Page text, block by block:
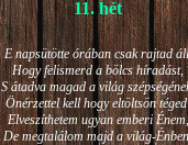
11. hét
E napsütötte órában csak rajtad
Hogy felismerd a bölcs híradást,
S átadva magad a világ
Önérzettel kell hogy eltöltsön
Elveszíthetem ugyan emberi Énem,
De megtalálom majd a világ-